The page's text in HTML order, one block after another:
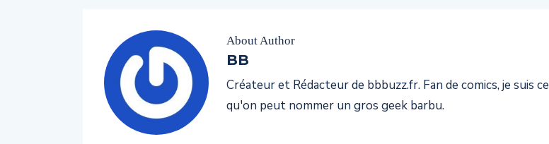
About Author
BB
Créateur et Rédacteur de bbbuzz.fr. Fan de comics, je suis ce
qu'on peut nommer un gros geek barbu.